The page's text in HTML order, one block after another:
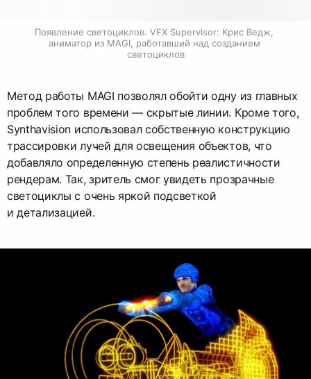
Появление светоциклов. VFX Supervisor: Крис Ведж,
аниматор из MAGI, работавший над созданием
светоциклов
Метод работы MAGI позволял обойти одну из главных
проблем того времени — скрытые линии. Кроме того,
Synthavision использовал собственную конструкцию
трассировки лучей для освещения объектов, что
добавляло определенную степень реалистичности
рендерам. Так, зритель смог увидеть прозрачные
светоциклы с очень яркой подсветкой
и детализацией.